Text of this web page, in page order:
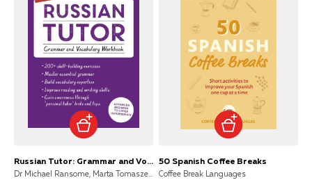
Russian Tutor: Grammar and Vocabulary Workbook Learn Russian 50 Spanish Coffee Breaks
Coffee Break Languages